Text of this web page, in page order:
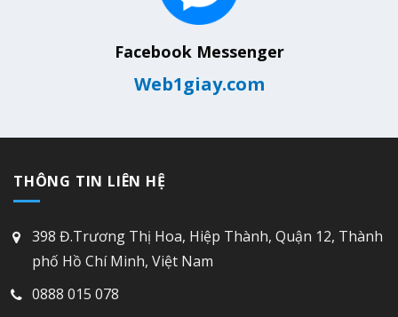
Facebook Messenger
Web1giay.com
THÔNG TIN LIÊN HỆ
398 Đ.Trương Thị Hoa, Hiệp Thành, Quận 12, Thành
phố Hồ Chí Minh, Việt Nam
0888 015 078